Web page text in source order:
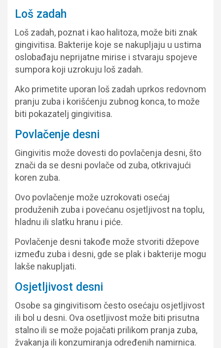
Loš zadah
Loš zadah, poznat i kao halitoza, može biti znak
gingivitisa. Bakterije koje se nakupljaju u ustima
oslobađaju neprijatne mirise i stvaraju spojeve
sumpora koji uzrokuju loš zadah.
Ako primetite uporan loš zadah uprkos redovnom
pranju zuba i korišćenju zubnog konca, to može
biti pokazatelj gingivitisa.
Povlačenje desni
Gingivitis može dovesti do povlačenja desni, što
znači da se desni povlače od zuba, otkrivajući
koren zuba.
Ovo povlačenje može uzrokovati osećaj
produženih zuba i povećanu osjetljivost na toplu,
hladnu ili slatku hranu i piće.
Povlačenje desni takođe može stvoriti džepove
između zuba i desni, gde se plak i bakterije mogu
lakše nakupljati.
Osjetljivost desni
Osobe sa gingivitisom često osećaju osjetljivost
ili bol u desni. Ova osetljivost može biti prisutna
stalno ili se može pojačati prilikom pranja zuba,
žvakanja ili konzumiranja određenih namirnica.